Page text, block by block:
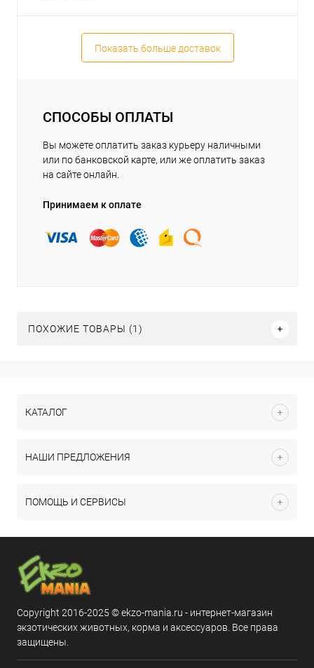
Показать больше доставок
СПОСОБЫ ОПЛАТЫ
Вы можете оплатить заказ курьеру наличными
или по банковской карте, или же оплатить заказ
на сайте онлайн.
Принимаем к оплате
ПОХОЖИЕ ТОВАРЫ (1)
КАТАЛОГ
НАШИ ПРЕДЛОЖЕНИЯ
ПОМОЩЬ И СЕРВИСЫ
Copyright 2016-2025 © ekzo-mania.ru - интернет-магазин
экзотических животных, корма и аксессуаров. Все права
защищены.